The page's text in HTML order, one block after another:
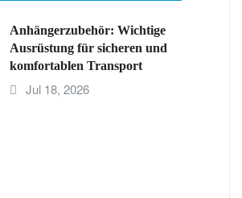
Anhängerzubehör: Wichtige
Ausrüstung für sicheren und
komfortablen Transport
Jul 18, 2026